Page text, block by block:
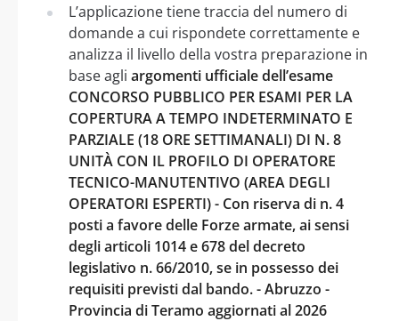
L’applicazione tiene traccia del numero di
domande a cui rispondete correttamente e
analizza il livello della vostra preparazione in
base agli argomenti ufficiale dell’esame
CONCORSO PUBBLICO PER ESAMI PER LA
COPERTURA A TEMPO INDETERMINATO E
PARZIALE (18 ORE SETTIMANALI) DI N. 8
UNITÀ CON IL PROFILO DI OPERATORE
TECNICO-MANUTENTIVO (AREA DEGLI
OPERATORI ESPERTI) - Con riserva di n. 4
posti a favore delle Forze armate, ai sensi
degli articoli 1014 e 678 del decreto
legislativo n. 66/2010, se in possesso dei
requisiti previsti dal bando. - Abruzzo -
Provincia di Teramo aggiornati al 2026